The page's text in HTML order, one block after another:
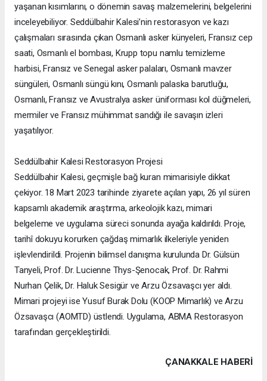
yaşanan kısımlarını, o dönemin savaş malzemelerini, belgelerini
inceleyebiliyor. Seddülbahir Kalesi’nin restorasyon ve kazı
çalışmaları sırasında çıkan Osmanlı asker künyeleri, Fransız cep
saati, Osmanlı el bombası, Krupp topu namlu temizleme
harbisi, Fransız ve Senegal asker palaları, Osmanlı mavzer
süngüleri, Osmanlı süngü kını, Osmanlı palaska barutluğu,
Osmanlı, Fransız ve Avustralya asker üniforması kol düğmeleri,
mermiler ve Fransız mühimmat sandığı ile savaşın izleri
yaşatılıyor.
Seddülbahir Kalesi Restorasyon Projesi
Seddülbahir Kalesi, geçmişle bağ kuran mimarisiyle dikkat
çekiyor. 18 Mart 2023 tarihinde ziyarete açılan yapı, 26 yıl süren
kapsamlı akademik araştırma, arkeolojik kazı, mimari
belgeleme ve uygulama süreci sonunda ayağa kaldırıldı. Proje,
tarihî dokuyu korurken çağdaş mimarlık ilkeleriyle yeniden
işlevlendirildi. Projenin bilimsel danışma kurulunda Dr. Gülsün
Tanyeli, Prof. Dr. Lucienne Thys-Şenocak, Prof. Dr. Rahmi
Nurhan Çelik, Dr. Haluk Sesigür ve Arzu Özsavaşcı yer aldı.
Mimari projeyi ise Yusuf Burak Dolu (KOOP Mimarlık) ve Arzu
Özsavaşcı (AOMTD) üstlendi. Uygulama, ABMA Restorasyon
tarafından gerçekleştirildi.
ÇANAKKALE HABERİ